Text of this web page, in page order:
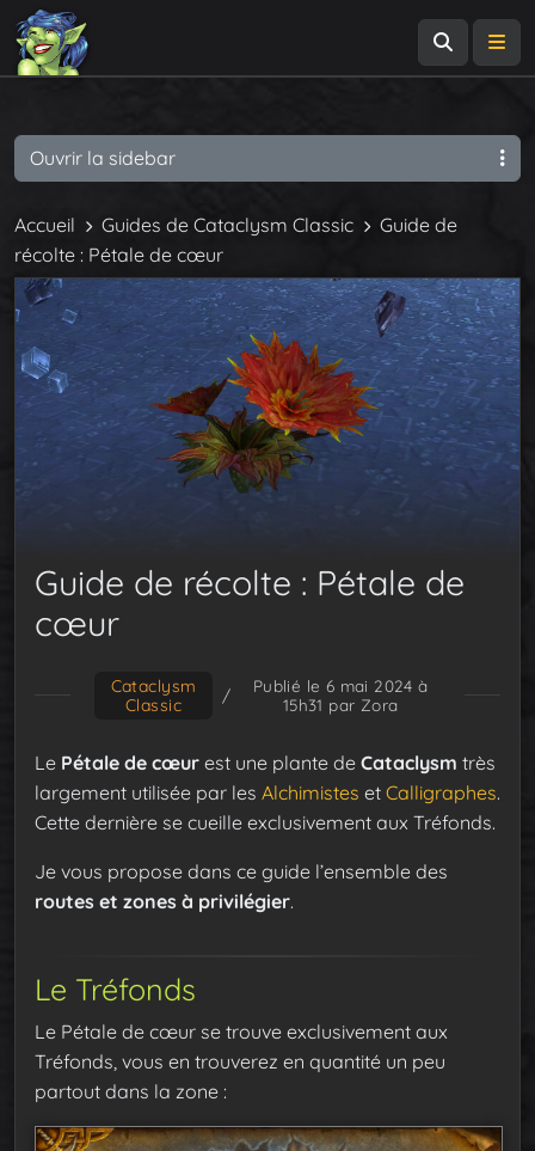
Accueil Guides de Cataclysm Classic
Guide de
récolte : Pétale de cœur
Guide de récolte : Pétale de
cœur
Cataclysm
Classic
/
Publié le 6 mai 2024 à
15h31 par Zora
Le Pétale de cœur est une plante de Cataclysm très
largement utilisée par les Alchimistes et Calligraphes.
Cette dernière se cueille exclusivement aux Tréfonds.
Je vous propose dans ce guide l’ensemble des
routes et zones à privilégier.
Le Tréfonds
Le Pétale de cœur se trouve exclusivement aux
Tréfonds, vous en trouverez en quantité un peu
partout dans la zone :
Ouvrir la sidebar